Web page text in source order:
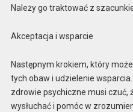
Należy go traktować z
Akceptacja i wsparcie
Następnym krokiem, który
tych obaw i udzielenie
zdrowie psychiczne musi czuć,
wysłuchać i pomóc w